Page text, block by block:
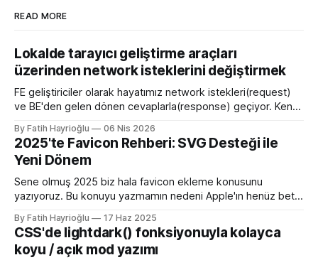
READ MORE
Lokalde tarayıcı geliştirme araçları
üzerinden network isteklerini değiştirmek
FE geliştiriciler olarak hayatımız network istekleri(request)
ve BE'den gelen dönen cevaplarla(response) geçiyor. Kendi
olduğunda mock server kurmak veya çeşitli kütüphanelerle
bu işi yapıyordum. Mock işini tarayıcı üzerinden yapmaya
başlayalı çok rahatladım. Süper kolaylık sağlayan bir özellik.
Genel kullanım alanları * BE
By Fatih Hayrioğlu 06 Nis 2026
2025'te Favicon Rehberi: SVG Desteği ile
Yeni Dönem
Sene olmuş 2025 biz hala favicon ekleme konusunu
yazıyoruz. Bu konuyu yazmamın nedeni Apple'ın henüz beta
oluşu. Bu vesileyle bilgileri tazelemekte fayda var. favicon,
web sitelerinin tarayıcının sayfa, sekme ve yerimi kısmında
gösterilen küçük simgelerdir. Aslında favori ikon dosyaları
By Fatih Hayrioğlu 17 Haz 2025
CSS'de lightdark() fonksiyonuyla kolayca
koyu / açık mod yazımı